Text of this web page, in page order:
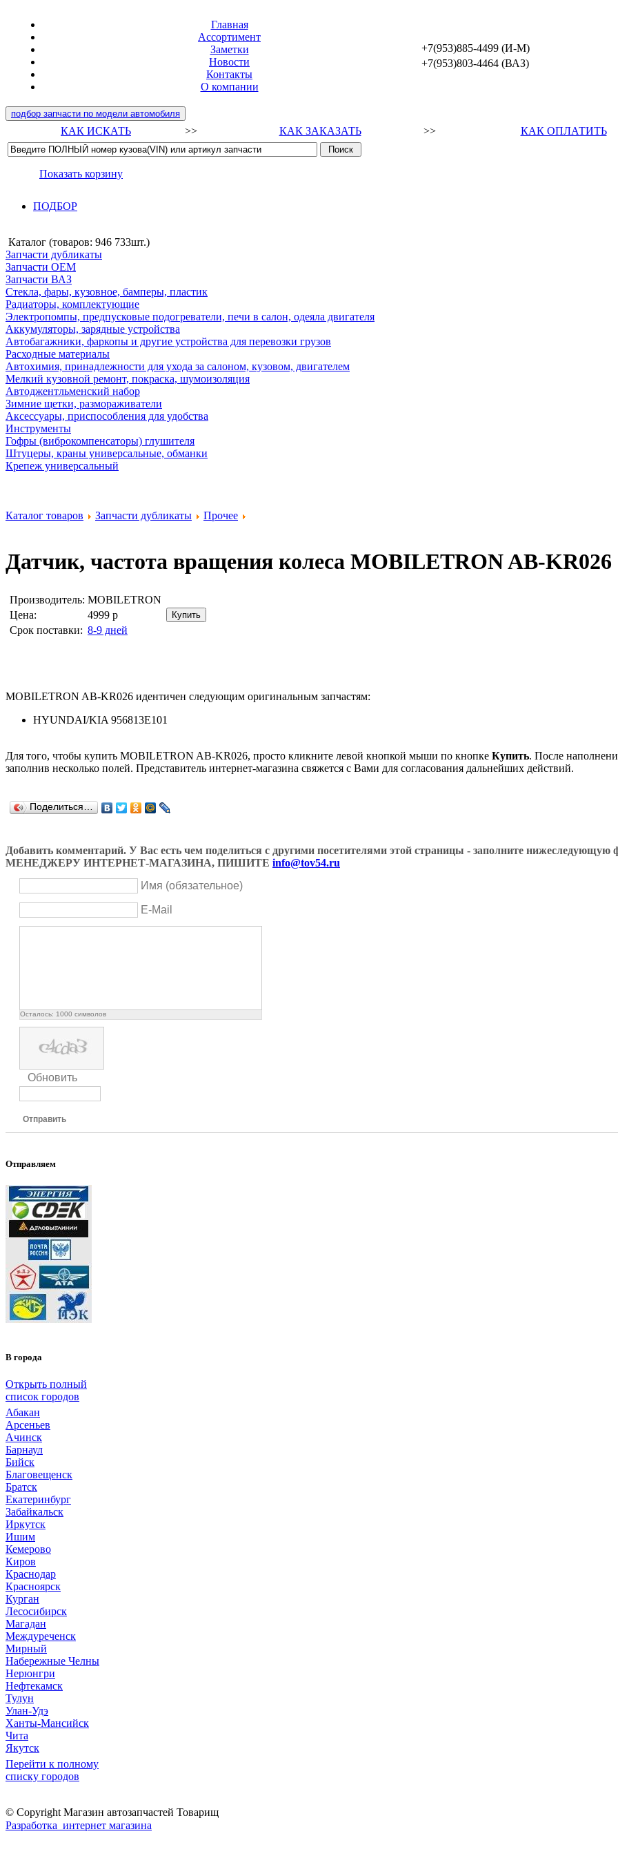
Главная
Ассортимент
Заметки
Новости
Контакты
О компании
+7(953)885-4499 (И-М)
+7(953)803-4464 (ВАЗ)
подбор запчасти по модели автомобиля
КАК ИСКАТЬ >> КАК ЗАКАЗАТЬ >> КАК ОПЛАТИТЬ
Показать корзину
ПОДБОР
Каталог (товаров: 946 733шт.)
Запчасти дубликаты
Запчасти ОЕМ
Запчасти ВАЗ
Стекла, фары, кузовное, бамперы, пластик
Радиаторы, комплектующие
Электропомпы, предпусковые подогреватели, печи в салон, одеяла двигателя
Аккумуляторы, зарядные устройства
Автобагажники, фаркопы и другие устройства для перевозки грузов
Расходные материалы
Автохимия, принадлежности для ухода за салоном, кузовом, двигателем
Мелкий кузовной ремонт, покраска, шумоизоляция
Автоджентльменский набор
Зимние щетки, размораживатели
Аксессуары, приспособления для удобства
Инструменты
Гофры (виброкомпенсаторы) глушителя
Штуцеры, краны универсальные, обманки
Крепеж универсальный
Каталог товаров Запчасти дубликаты Прочее
Датчик, частота вращения колеса MOBILETRON AB-KR026
Производитель: MOBILETRON
Цена:
4999 р
Срок поставки: 8-9 дней
MOBILETRON AB-KR026 идентичен следующим оригинальным запчастям:
HYUNDAI/KIA 956813E101
Для того, чтобы купить MOBILETRON AB-KR026, просто кликните левой кнопкой мыши по кнопке Купить. После
заполнив несколько полей. Представитель интернет-магазина свяжется с Вами для согласования дальнейших действий.
Поделиться…
Добавить комментарий. У Вас есть чем поделиться с другими посетителями этой страницы - заполните
МЕНЕДЖЕРУ ИНТЕРНЕТ-МАГАЗИНА, ПИШИТЕ info@tov54.ru
Имя (обязательное)
E-Mail
Осталось: 1000 символов
Обновить
Отправить
Отправляем
В города
Открыть полный
список городов
Абакан
Арсеньев
Ачинск
Барнаул
Бийск
Благовещенск
Братск
Екатеринбург
Забайкальск
Иркутск
Ишим
Кемерово
Киров
Краснодар
Красноярск
Курган
Лесосибирск
Магадан
Междуреченск
Мирный
Набережные Челны
Нерюнгри
Нефтекамск
Тулун
Улан-Удэ
Ханты-Мансийск
Чита
Якутск
Перейти к полному
списку городов
© Copyright Магазин автозапчастей Товарищ
Разработка интернет магазина